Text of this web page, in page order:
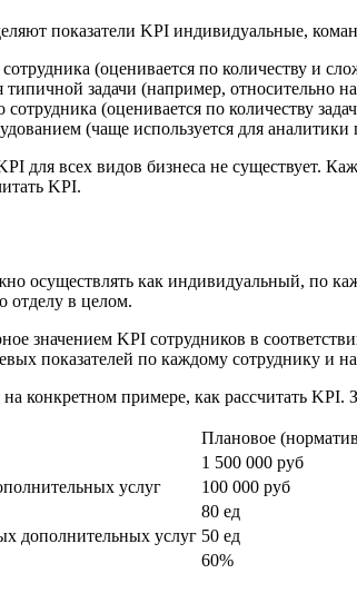
показатели KPI индивидуальные,
(оценивается по количеству и
задачи (например, относительно
сотрудника (оценивается по количеству
(чаще используется для аналитики
для всех видов бизнеса не существует.
KPI.
осуществлять как индивидуальный, по
отделу в целом.
значением KPI сотрудников в
показателей по каждому сотруднику и
на конкретном примере, как рассчитать
Плановое
1 500 000 руб
услуг
100 000 руб
80 ед
дополнительных услуг 50 ед
60%